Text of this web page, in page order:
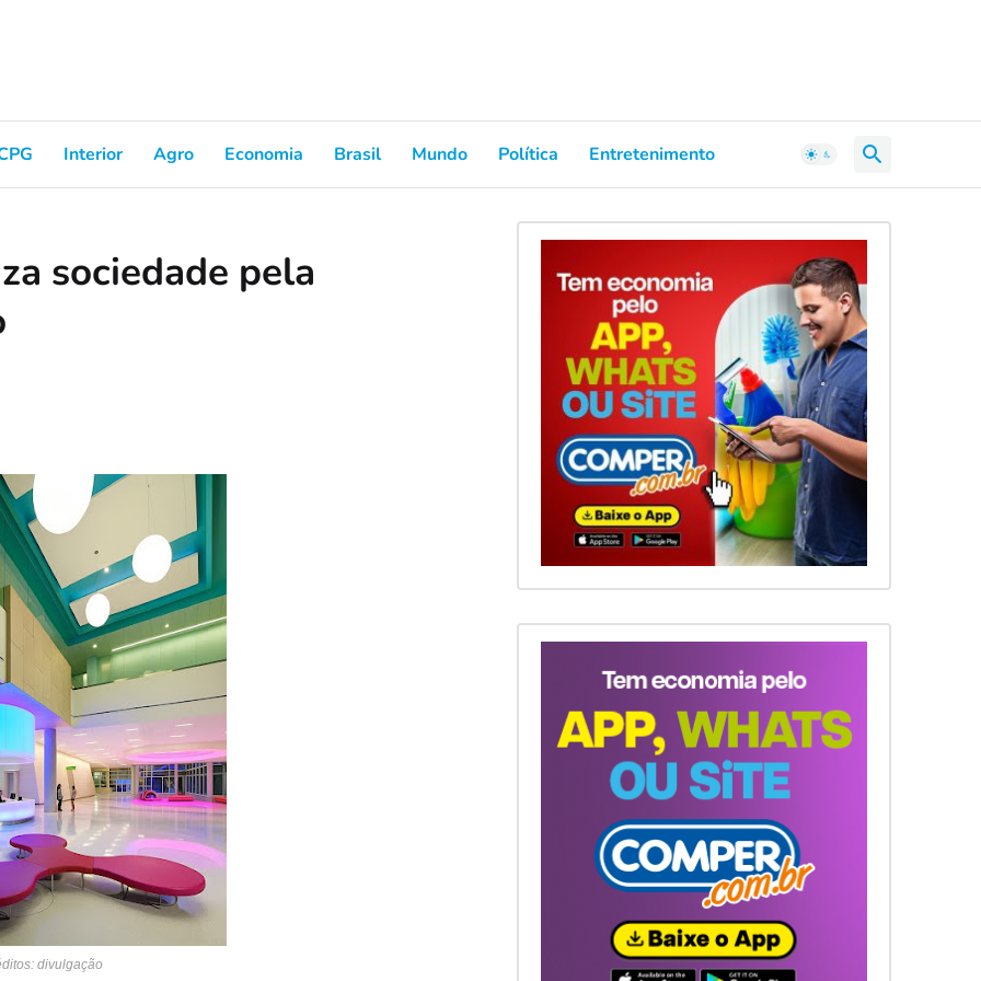
Interior Agro Economia Brasil Mundo Política Entretenimento
sociedade pela
divulgação